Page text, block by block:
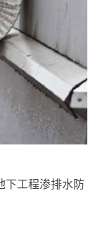
下工程渗排水防